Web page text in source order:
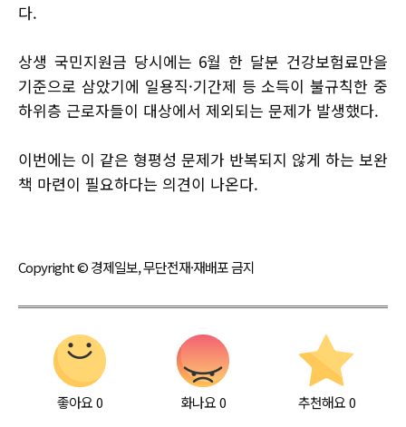
다.
상생 국민지원금 당시에는 6월 한 달분 건강보험료만을
기준으로 삼았기에 일용직·기간제 등 소득이 불규칙한 중
하위층 근로자들이 대상에서 제외되는 문제가 발생했다.
이번에는 이 같은 형평성 문제가 반복되지 않게 하는 보완
책 마련이 필요하다는 의견이 나온다.
Copyright © 경제일보, 무단전재·재배포 금지
좋아요0 화나요0 추천해요 0